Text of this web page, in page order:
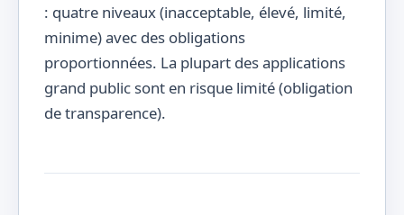
: quatre niveaux (inacceptable, élevé, limité,
minime) avec des obligations
proportionnées. La plupart des applications
grand public sont en risque limité (obligation
de transparence).